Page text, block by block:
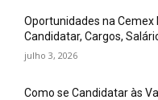
Oportunidades na Cemex
Candidatar, Cargos,
julho 3, 2026
Como se Candidatar às